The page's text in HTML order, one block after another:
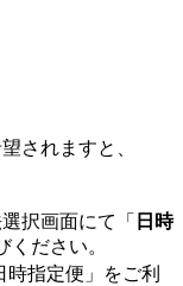
されますと、
択画面にて「 日時
ください。
指定便」をご利